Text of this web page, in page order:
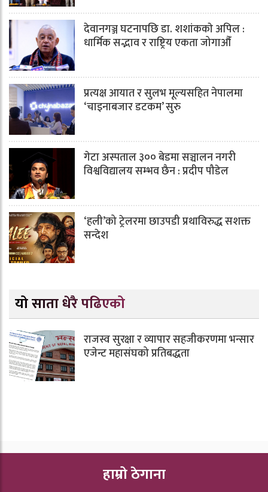
देवानगञ्ज घटनापछि डा. शशांककाे अपिल :
धार्मिक सद्भाव र राष्ट्रिय एकता जोगाऔँ
प्रत्यक्ष आयात र सुलभ मूल्यसहित नेपालमा
‘चाइनाबजार डटकम’ सुरु
गेटा अस्पताल ३०० बेडमा सञ्चालन नगरी
विश्वविद्यालय सम्भव छैन : प्रदीप पौडेल
‘हली’को ट्रेलरमा छाउपडी प्रथाविरुद्ध सशक्त
सन्देश
यो साता धेरै पढिएको
राजस्व सुरक्षा र व्यापार सहजीकरणमा भन्सार
एजेन्ट महासंघको प्रतिबद्धता
हाम्रो ठेगाना